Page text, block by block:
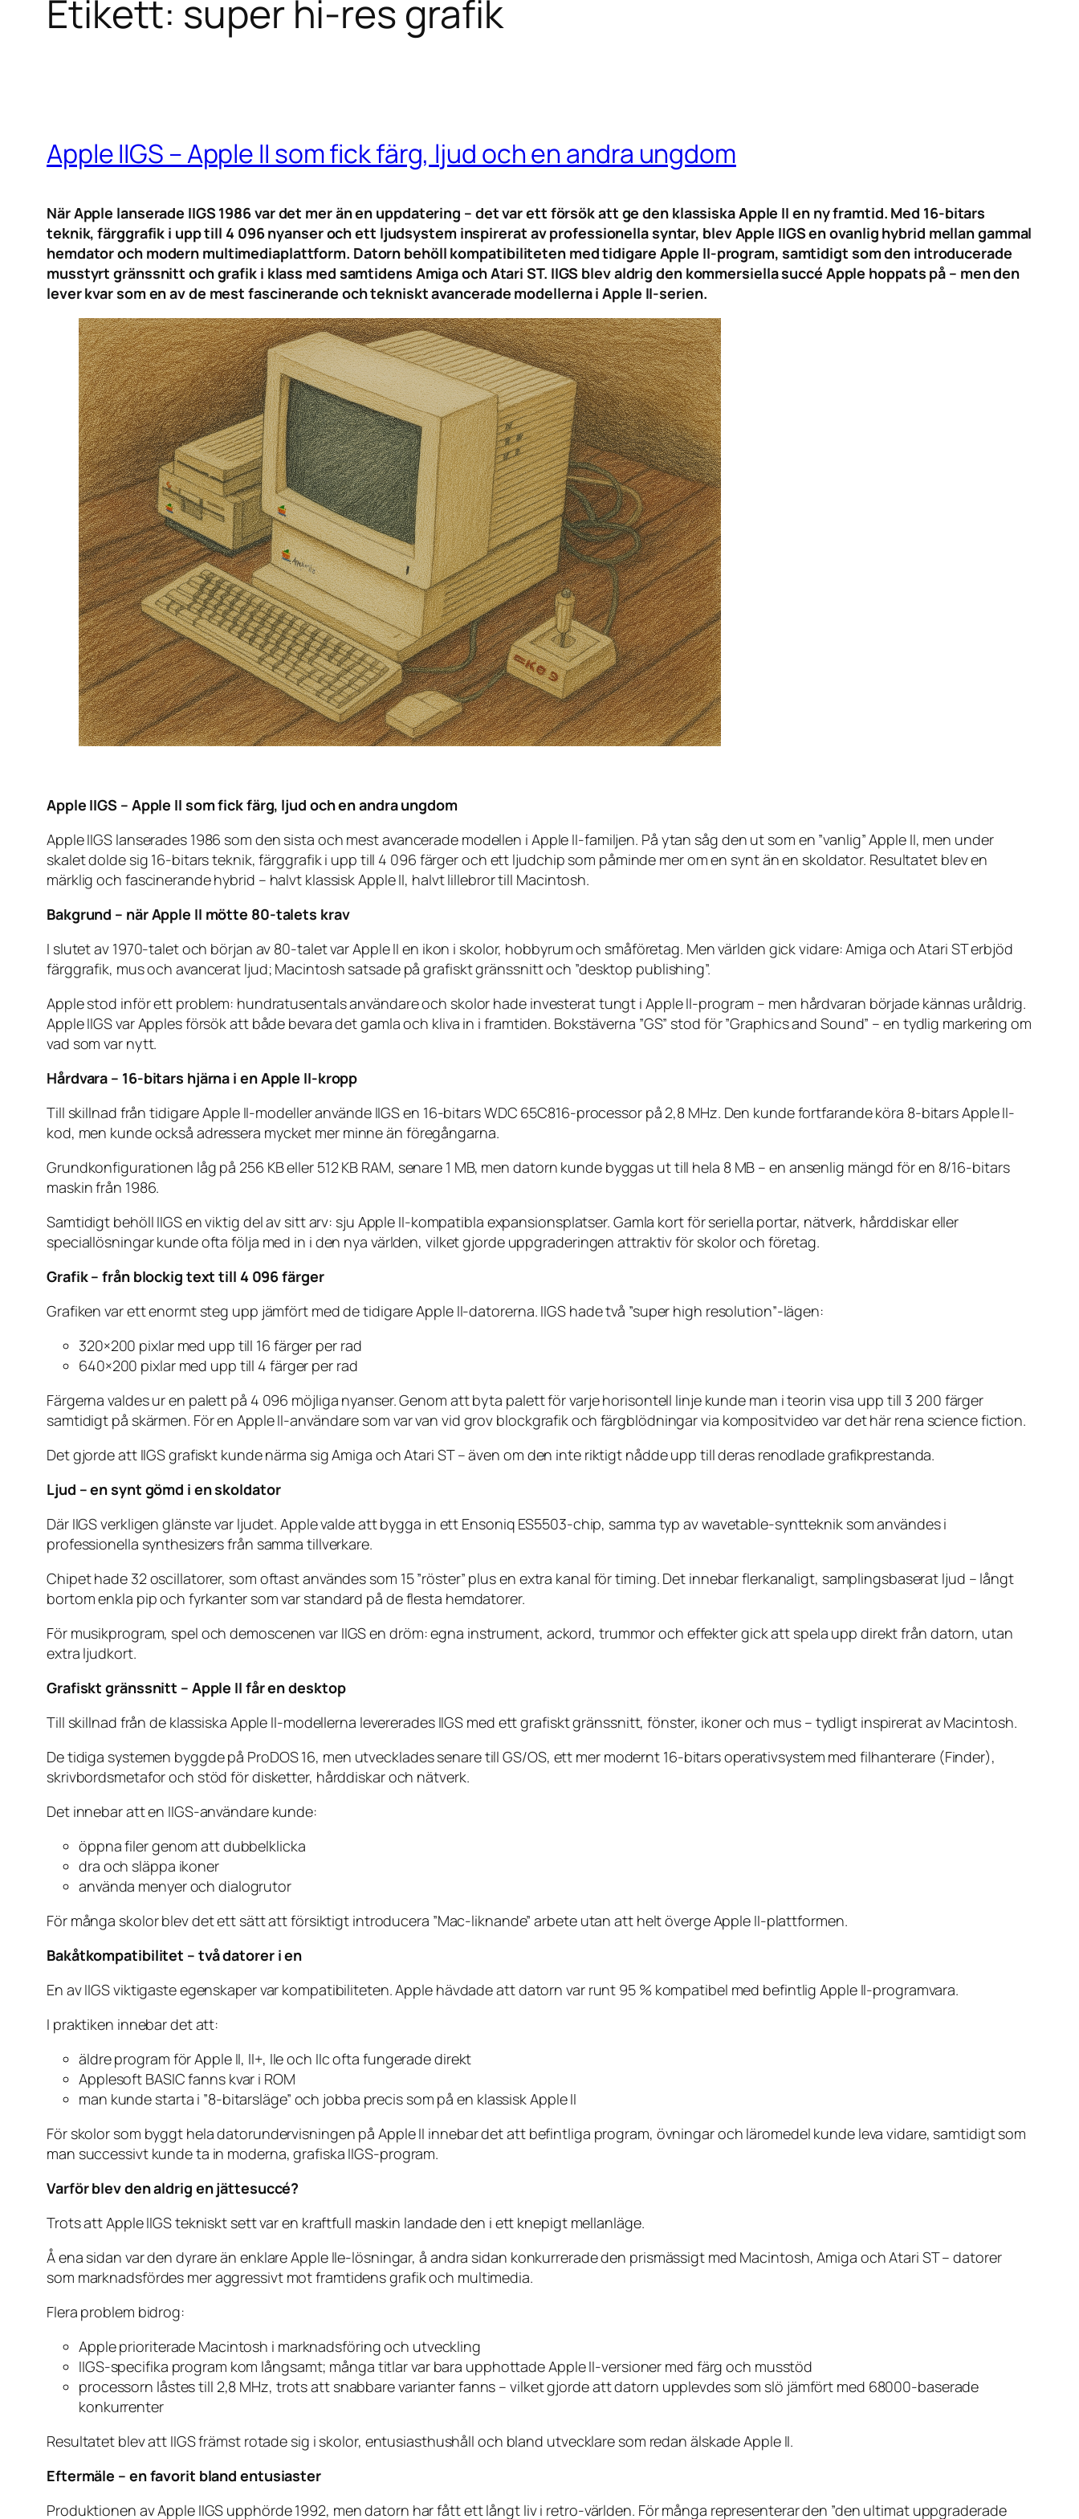
Etikett: super hi-res grafik
Apple IIGS – Apple II som fick färg, ljud och en andra ungdom
När Apple lanserade IIGS 1986 var det mer än en uppdatering – det var ett försök att ge den klassiska Apple II en ny framtid. Med 16-bitars
teknik, färggrafik i upp till 4 096 nyanser och ett ljudsystem inspirerat av professionella syntar, blev Apple IIGS en ovanlig hybrid mellan gammal
hemdator och modern multimediaplattform. Datorn behöll kompatibiliteten med tidigare Apple II-program, samtidigt som den introducerade
musstyrt gränssnitt och grafik i klass med samtidens Amiga och Atari ST. IIGS blev aldrig den kommersiella succé Apple hoppats på – men den
lever kvar som en av de mest fascinerande och tekniskt avancerade modellerna i Apple II-serien.
Apple IIGS – Apple II som fick färg, ljud och en andra ungdom
Apple IIGS lanserades 1986 som den sista och mest avancerade modellen i Apple II-familjen. På ytan såg den ut som en ”vanlig” Apple II, men under
skalet dolde sig 16-bitars teknik, färggrafik i upp till 4 096 färger och ett ljudchip som påminde mer om en synt än en skoldator. Resultatet blev en
märklig och fascinerande hybrid – halvt klassisk Apple II, halvt lillebror till Macintosh.
Bakgrund – när Apple II mötte 80-talets krav
I slutet av 1970-talet och början av 80-talet var Apple II en ikon i skolor, hobbyrum och småföretag. Men världen gick vidare: Amiga och Atari ST erbjöd
färggrafik, mus och avancerat ljud; Macintosh satsade på grafiskt gränssnitt och ”desktop publishing”.
Apple stod inför ett problem: hundratusentals användare och skolor hade investerat tungt i Apple II-program – men hårdvaran började kännas uråldrig.
Apple IIGS var Apples försök att både bevara det gamla och kliva in i framtiden. Bokstäverna ”GS” stod för ”Graphics and Sound” – en tydlig markering om
vad som var nytt.
Hårdvara – 16-bitars hjärna i en Apple II-kropp
Till skillnad från tidigare Apple II-modeller använde IIGS en 16-bitars WDC 65C816-processor på 2,8 MHz. Den kunde fortfarande köra 8-bitars Apple II-
kod, men kunde också adressera mycket mer minne än föregångarna.
Grundkonfigurationen låg på 256 KB eller 512 KB RAM, senare 1 MB, men datorn kunde byggas ut till hela 8 MB – en ansenlig mängd för en 8/16-bitars
maskin från 1986.
Samtidigt behöll IIGS en viktig del av sitt arv: sju Apple II-kompatibla expansionsplatser. Gamla kort för seriella portar, nätverk, hårddiskar eller
speciallösningar kunde ofta följa med in i den nya världen, vilket gjorde uppgraderingen attraktiv för skolor och företag.
Grafik – från blockig text till 4 096 färger
Grafiken var ett enormt steg upp jämfört med de tidigare Apple II-datorerna. IIGS hade två ”super high resolution”-lägen:
320×200 pixlar med upp till 16 färger per rad
640×200 pixlar med upp till 4 färger per rad
Färgerna valdes ur en palett på 4 096 möjliga nyanser. Genom att byta palett för varje horisontell linje kunde man i teorin visa upp till 3 200 färger
samtidigt på skärmen. För en Apple II-användare som var van vid grov blockgrafik och färgblödningar via kompositvideo var det här rena science fiction.
Det gjorde att IIGS grafiskt kunde närma sig Amiga och Atari ST – även om den inte riktigt nådde upp till deras renodlade grafikprestanda.
Ljud – en synt gömd i en skoldator
Där IIGS verkligen glänste var ljudet. Apple valde att bygga in ett Ensoniq ES5503-chip, samma typ av wavetable-syntteknik som användes i
professionella synthesizers från samma tillverkare.
Chipet hade 32 oscillatorer, som oftast användes som 15 ”röster” plus en extra kanal för timing. Det innebar flerkanaligt, samplingsbaserat ljud – långt
bortom enkla pip och fyrkanter som var standard på de flesta hemdatorer.
För musikprogram, spel och demoscenen var IIGS en dröm: egna instrument, ackord, trummor och effekter gick att spela upp direkt från datorn, utan
extra ljudkort.
Grafiskt gränssnitt – Apple II får en desktop
Till skillnad från de klassiska Apple II-modellerna levererades IIGS med ett grafiskt gränssnitt, fönster, ikoner och mus – tydligt inspirerat av Macintosh.
De tidiga systemen byggde på ProDOS 16, men utvecklades senare till GS/OS, ett mer modernt 16-bitars operativsystem med filhanterare (Finder),
skrivbordsmetafor och stöd för disketter, hårddiskar och nätverk.
Det innebar att en IIGS-användare kunde:
öppna filer genom att dubbelklicka
dra och släppa ikoner
använda menyer och dialogrutor
För många skolor blev det ett sätt att försiktigt introducera ”Mac-liknande” arbete utan att helt överge Apple II-plattformen.
Bakåtkompatibilitet – två datorer i en
En av IIGS viktigaste egenskaper var kompatibiliteten. Apple hävdade att datorn var runt 95 % kompatibel med befintlig Apple II-programvara.
I praktiken innebar det att:
äldre program för Apple II, II+, IIe och IIc ofta fungerade direkt
Applesoft BASIC fanns kvar i ROM
man kunde starta i ”8-bitarsläge” och jobba precis som på en klassisk Apple II
För skolor som byggt hela datorundervisningen på Apple II innebar det att befintliga program, övningar och läromedel kunde leva vidare, samtidigt som
man successivt kunde ta in moderna, grafiska IIGS-program.
Varför blev den aldrig en jättesuccé?
Trots att Apple IIGS tekniskt sett var en kraftfull maskin landade den i ett knepigt mellanläge.
Å ena sidan var den dyrare än enklare Apple IIe-lösningar, å andra sidan konkurrerade den prismässigt med Macintosh, Amiga och Atari ST – datorer
som marknadsfördes mer aggressivt mot framtidens grafik och multimedia.
Flera problem bidrog:
Apple prioriterade Macintosh i marknadsföring och utveckling
IIGS-specifika program kom långsamt; många titlar var bara upphottade Apple II-versioner med färg och musstöd
processorn låstes till 2,8 MHz, trots att snabbare varianter fanns – vilket gjorde att datorn upplevdes som slö jämfört med 68000-baserade
konkurrenter
Resultatet blev att IIGS främst rotade sig i skolor, entusiasthushåll och bland utvecklare som redan älskade Apple II.
Eftermäle – en favorit bland entusiaster
Produktionen av Apple IIGS upphörde 1992, men datorn har fått ett långt liv i retro-världen. För många representerar den ”den ultimat uppgraderade